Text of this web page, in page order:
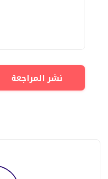
نشر المراجعة